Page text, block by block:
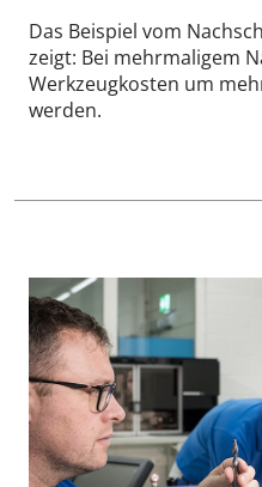
Das Beispiel vom
zeigt: Bei mehrmaligem
Werkzeugkosten um
werden.